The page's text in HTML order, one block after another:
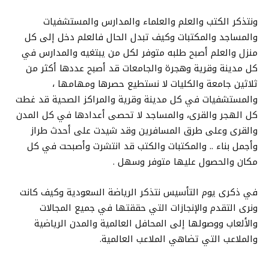
ونتذكر الكتب والعلم والعلماء والمدارس والمستشفيات
والمساجد والمكتبات وكيف تبدل الحال فالعلم دخل إلى كل
منزل والعلم أصبح طلبه متوفر لكل من يبتغيه والمدارس في
كل مدينة وقرية وهجرة والجامعات قد أصبح عددها أكثر من
ثلاثين جامعة والكليات لا نستطيع حصرها ومهامها ،
والمستشفيات في كل مدينة وقرية والمراكز الصحية قد غطت
كل الهجر والقرى، والمساجد لا تحصى أعدادها في كل المدن
والقرى وعلى طرق المسافرين وقد شيدت على أحدث طراز
وأجمل بناء .. والمكتبات والكتب قد انتشرت وأصبحت في كل
مكان والحصول عليها متوفر وسهل .
في ذكرى يوم التأسيس نتذكر الرياضة السعودية وكيف كانت
ونرى التقدم والإنجازات التي حققتها في جميع المجالات
والألعاب ووصولها إلى المحافل العالمية والمدن الرياضية
والملاعب التي تضاهي الملاعب العالمية.